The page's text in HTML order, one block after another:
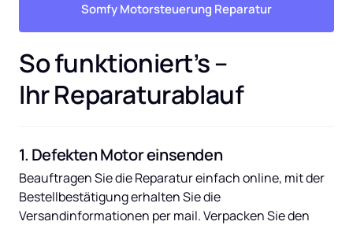
Somfy Motorsteuerung Reparatur
So funktioniert’s –
Ihr Reparaturablauf
1. Defekten Motor einsenden
Beauftragen Sie die Reparatur einfach online, mit der
Bestellbestätigung erhalten Sie die
Versandinformationen per mail. Verpacken Sie den